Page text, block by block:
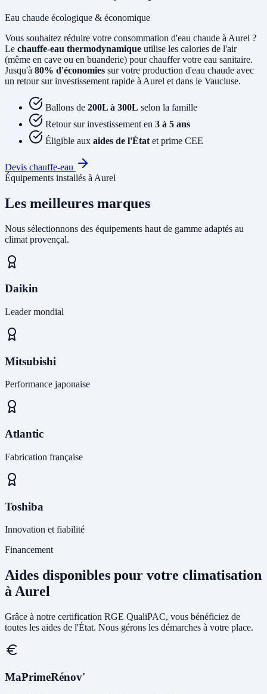
Eau chaude écologique & économique
Vous souhaitez réduire votre consommation d'eau chaude à Aurel ?
Le chauffe-eau thermodynamique utilise les calories de l'air
(même en cave ou en buanderie) pour chauffer votre eau sanitaire.
Jusqu'à 80% d'économies sur votre production d'eau chaude avec
un retour sur investissement rapide à Aurel et dans le Vaucluse.
Ballons de 200L à 300L selon la famille
Retour sur investissement en 3 à 5 ans
Éligible aux aides de l'État et prime CEE
Devis chauffe-eau
Équipements installés à Aurel
Les meilleures marques
Nous sélectionnons des équipements haut de gamme adaptés au
climat provençal.
Daikin
Leader mondial
Mitsubishi
Performance japonaise
Atlantic
Fabrication française
Toshiba
Innovation et fiabilité
Financement
Aides disponibles pour votre climatisation
à Aurel
Grâce à notre certification RGE QualiPAC, vous bénéficiez de
toutes les aides de l'État. Nous gérons les démarches à votre place.
MaPrimeRénov'